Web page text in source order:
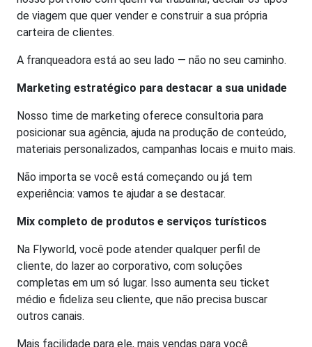
de viagem que quer vender e construir a sua própria
carteira de clientes.
A franqueadora está ao seu lado — não no seu caminho.
Marketing estratégico para destacar a sua unidade
Nosso time de marketing oferece consultoria para
posicionar sua agência, ajuda na produção de conteúdo,
materiais personalizados, campanhas locais e muito mais.
Não importa se você está começando ou já tem
experiência: vamos te ajudar a se destacar.
Mix completo de produtos e serviços turísticos
Na Flyworld, você pode atender qualquer perfil de
cliente, do lazer ao corporativo, com soluções
completas em um só lugar. Isso aumenta seu ticket
médio e fideliza seu cliente, que não precisa buscar
outros canais.
Mais facilidade para ele, mais vendas para você.